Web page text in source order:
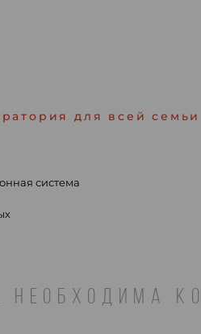
для всей семьи
система
НЕОБХОДИМА